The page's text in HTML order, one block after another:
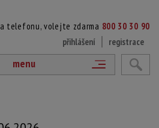
telefonu, volejte zdarma 800 30 30 90
přihlášení
registrace
menu